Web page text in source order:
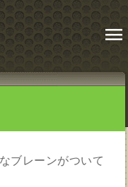
menu
ブレーンがついて